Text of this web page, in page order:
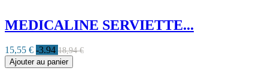
MEDICALINE SERVIETTE...
15,55 € -3.94 18,94 €
Ajouter au panier